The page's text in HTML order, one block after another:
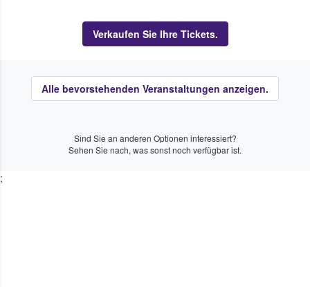
Verkaufen Sie Ihre Tickets.
Alle bevorstehenden Veranstaltungen anzeigen.
Sind Sie an anderen Optionen interessiert?
Sehen Sie nach, was sonst noch verfügbar ist.
;